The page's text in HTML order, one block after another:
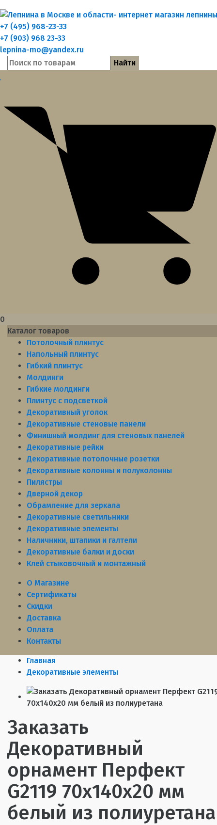
+7 (495) 968-23-33
+7 (903) 968 23-33
lepnina-mo@yandex.ru
Найти
0
Каталог товаров
Потолочный плинтус
Напольный плинтус
Гибкий плинтус
Молдинги
Гибкие молдинги
Плинтус с подсветкой
Декоративный уголок
Декоративные стеновые панели
Финишный молдинг для стеновых панелей
Декоративные рейки
Декоративные потолочные розетки
Декоративные колонны и полуколонны
Пилястры
Дверной декор
Обрамление для зеркала
Декоративные светильники
Декоративные элементы
Наличники, штапики и галтели
Декоративные балки и доски
Клей стыковочный и монтажный
О Магазине
Сертификаты
Скидки
Доставка
Оплата
Контакты
Главная
Декоративные элементы
Заказать
Декоративный
орнамент Перфект
G2119 70х140х20 мм
белый из полиуретана